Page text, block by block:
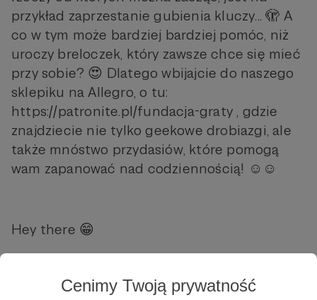
Cenimy Twoją prywatność
przykład zaprzestanie gubienia kluczy... 🫣 A
co w tym może bardziej bardziej pomóc, niż
uroczy breloczek, który zawsze chce się mieć
przy sobie? 😍 Dlatego wbijajcie do naszego
sklepiku na Allegro, o tu:
https://patronite.pl/fundacja-graty , gdzie
znajdziecie nie tylko geekowe drobiazgi, ale
także mnóstwo przydasiów, które pomogą
wam zapanować nad codziennością! ☺️☺️
Hey there 😁
Anyone who has visited the GraTy